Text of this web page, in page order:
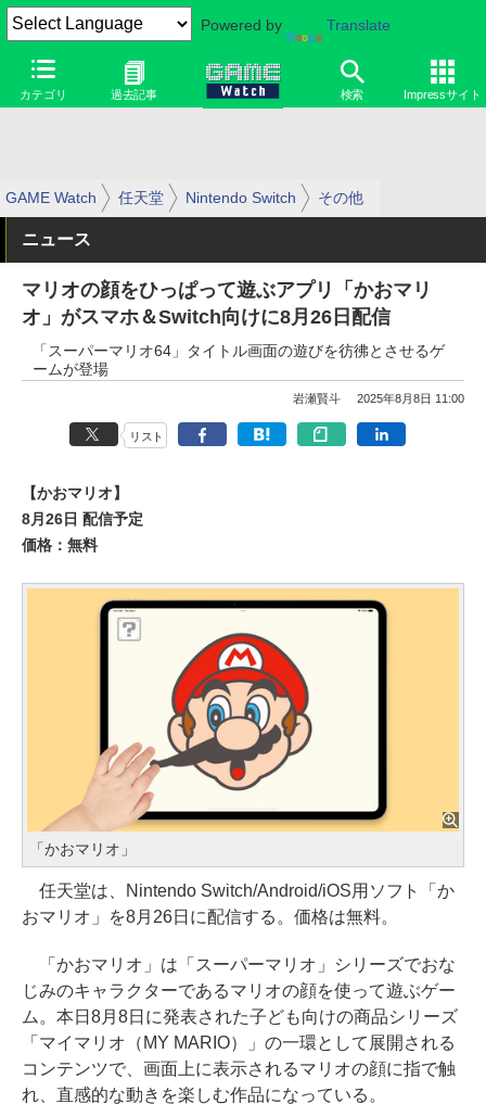
Powered by Translate
カテゴリ 過去記事 検索 Impressサイト
GAME Watch 任天堂 Nintendo Switch その他
ニュース
マリオの顔をひっぱって遊ぶアプリ「かおマリ
オ」がスマホ＆Switch向けに8月26日配信
「スーパーマリオ64」タイトル画面の遊びを彷彿とさせるゲ
ームが登場
岩瀬賢斗 2025年8月8日 11:00
リスト
【かおマリオ】
8月26日 配信予定
価格：無料
「かおマリオ」
任天堂は、Nintendo Switch/Android/iOS用ソフト「か
おマリオ」を8月26日に配信する。価格は無料。
「かおマリオ」は「スーパーマリオ」シリーズでおな
じみのキャラクターであるマリオの顔を使って遊ぶゲー
ム。本日8月8日に発表された子ども向けの商品シリーズ
「マイマリオ（MY MARIO）」の一環として展開される
コンテンツで、画面上に表示されるマリオの顔に指で触
れ、直感的な動きを楽しむ作品になっている。